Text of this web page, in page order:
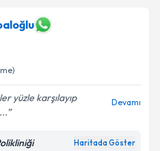
yüzle karşılayıp
Devamı
Haritada Göster